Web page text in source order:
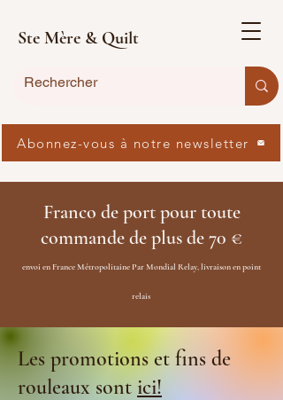
Ste Mère & Quilt
Franco de port pour toute
commande de plus de 70 €
envoi en France Métropolitaine Par Mondial Relay, livraison en point
relais
Les promotions et fins de
rouleaux sontici!
Abonnez-vous à notre newsletter